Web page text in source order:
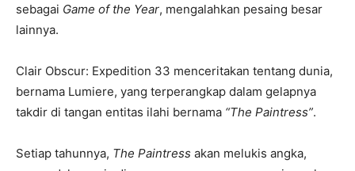
sebagai Game of the Year, mengalahkan pesaing besar
lainnya.
Clair Obscur: Expedition 33 menceritakan tentang dunia,
bernama Lumiere, yang terperangkap dalam gelapnya
takdir di tangan entitas ilahi bernama “The Paintress”.
Setiap tahunnya, The Paintress akan melukis angka,